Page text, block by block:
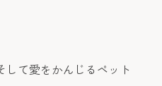
して愛をかんじるペット